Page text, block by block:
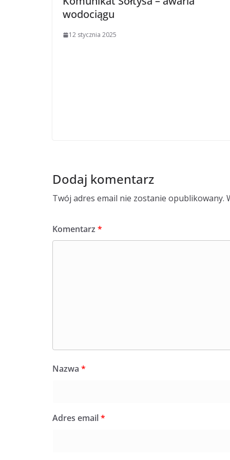
wodociągu
12 stycznia 2025
Dodaj komentarz
Twój adres email nie zostanie opublikowany.
Komentarz *
Nazwa *
Adres email*